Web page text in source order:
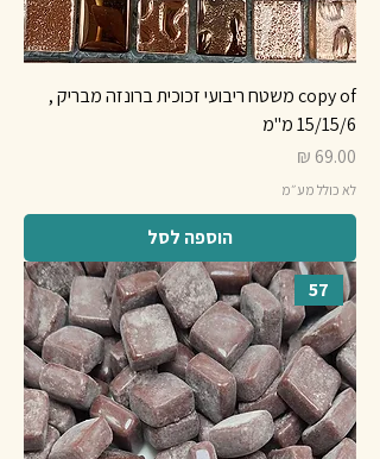
copy of משטח ריבועי זכוכית ברונזה מבריק ,
15/15/6 מ"מ
מחיר
לא כולל מע״מ
הוספה לסל
57